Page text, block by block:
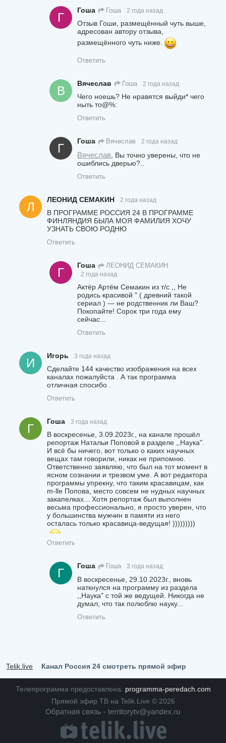
самый подходящий! Повременили бы, пока всё
худо-бедно устаканится...
Г
Гоша Гоша 2 года назад
Отзыв Гоши, размещённый чуть выше,
адресован автору отзыва,
размещённого чуть ниже.
Ответить
В
Вячеслав Гоша 2 года назад
Чего ноешь? Не нравятся выйди* чего
ныть то@%:
Ответить
Г
Гоша Вячеслав 2 года назад
Вячеслав Вы точно уверены, что не
ошиблись дверью?..
Ответить
Л
ЛЕОНИД СЕМАКИН 2 года назад
В ПРОГРАММЕ РОССИЯ 24 В ПРОГРАММЕ
ФИНЛЯНДИЯ БЫЛА МОЯ ФАМИЛИЯ ХОЧУ
УЗНАТЬ СВОЮ РОДНЮ
Ответить
Г
Гоша ЛЕОНИД СЕМАКИН
2 года назад
Актёр Артём Семакин из т/с ,, Не
родись красивой " ( древний такой
сериал ) — не родственник ли Ваш?
Покопайте! Сорок три года ему
сейчас...
Ответить
И
Игорь 3 года назад
Сделайте 144 качество изображения на всех
каналах пожалуйста . А так программа
отличная спосибо .
Ответить
Г
Гоша 3 года назад
В воскресенье, 3.09.2023г., на канале прошёл
репортаж Натальи Поповой в разделе ,,Наука".
И всё бы ничего, вот только о каких научных
вещах там говорили, никак не припомню.
Ответственно заявляю, что был на тот момент в
ясном сознании и трезвом уме. А вот редактора
программы упрекну, что таким красавицам, как
m-lle Попова, место совсем не нудных научных
закапелках... Хотя репортаж был выполнен
весьма профессионально, я просто уверен, что
у большинства мужчин в памяти из него
осталась только красавица-ведущая! )))))))))
Ответить
Г
Гоша Гоша 3 года назад
В воскресенье, 29.10.2023г., вновь
наткнулся на программу из раздела
,,Наука" с той же ведущей. Никогда не
думал, что так полюблю науку...
Ответить
Telik.live Канал Россия 24 смотреть прямой эфир
Телепрограмма предоставлена: programma-peredach.com
Прямой эфир ТВ на Telik.Live © 2026